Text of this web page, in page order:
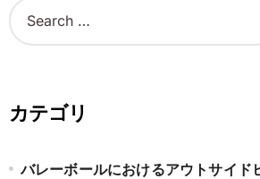
S
e
f
r
カテゴリ
バレーボールにおけるアウトサイド